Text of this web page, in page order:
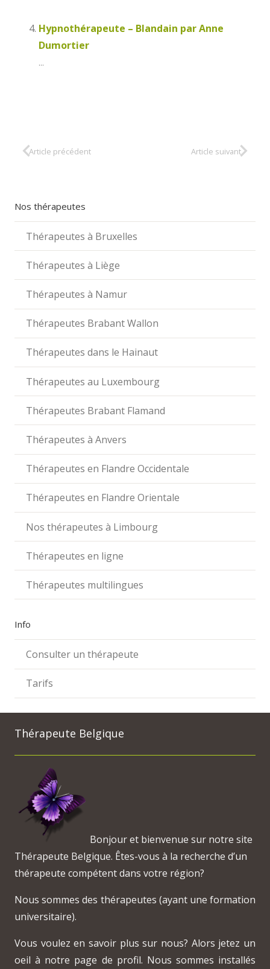
Hypnothérapeute – Blandain par Anne
Dumortier
...
Article précédent Article suivant
Nos thérapeutes
Thérapeutes à Bruxelles
Thérapeutes à Liège
Thérapeutes à Namur
Thérapeutes Brabant Wallon
Thérapeutes dans le Hainaut
Thérapeutes au Luxembourg
Thérapeutes Brabant Flamand
Thérapeutes à Anvers
Thérapeutes en Flandre Occidentale
Thérapeutes en Flandre Orientale
Nos thérapeutes à Limbourg
Thérapeutes en ligne
Thérapeutes multilingues
Info
Consulter un thérapeute
Tarifs
Thérapeute Belgique
Bonjour et bienvenue sur notre site
Thérapeute Belgique. Êtes-vous à la recherche d’un
thérapeute compétent dans votre région?
Nous sommes des thérapeutes (ayant une formation
universitaire).
Vous voulez en savoir plus sur nous? Alors jetez un
oeil à notre page de profil. Nous sommes installés